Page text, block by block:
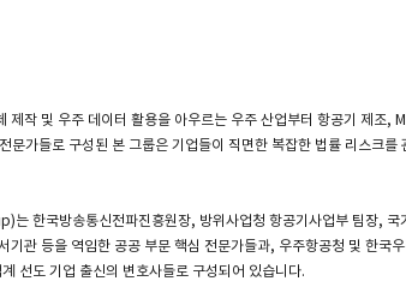
작 및 우주 데이터 활용을 아우르는 우주 산업부터 항공기 제조,
문가들로 구성된 본 그룹은 기업들이 직면한 복잡한 법률 리스크
한국방송통신전파진흥원장, 방위사업청 항공기사업부 팀장, 국
기관 등을 역임한 공공 부문 핵심 전문가들과, 우주항공청 및 한국
선도 기업 출신의 변호사들로 구성되어 있습니다.